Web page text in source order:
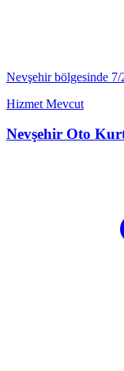
Nevşehirbölgesinde 7/
Hizmet Mevcut
Nevşehir Oto